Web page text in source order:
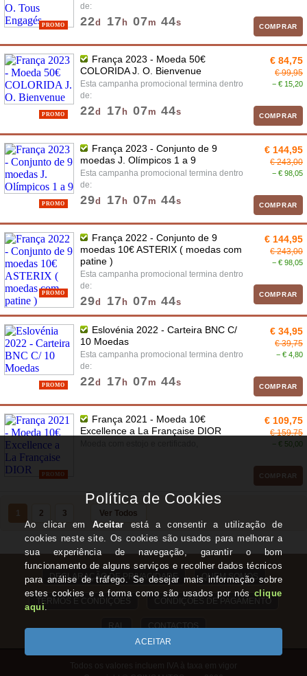
PROMO
de:
22d 17 h 07m 43s COMPRAR
PROMO
França 2023 - Moeda 50€
COLORIDA J. O. Bienvenue
Esta campanha promocional termina dentro
de:
22d 17 h 07m 43s
€ 84,75
€ 99,95
− € 15,20
COMPRAR
PROMO
França 2023 - Conjunto de 9
moedas J. Olímpicos 1 a 9
Esta campanha promocional termina dentro
de:
29d 17 h 07m 43s
€ 144,95
€ 243,00
− € 98,05
COMPRAR
PROMO
França 2022 - Conjunto de 9
moedas 10€ ASTERIX ( moedas com
patine )
Esta campanha promocional termina dentro
de:
29d 17 h 07m 43s
€ 144,95
€ 243,00
− € 98,05
COMPRAR
PROMO
Eslovénia 2022 - Carteira BNC C/
10 Moedas
Esta campanha promocional termina dentro
de:
22d 17 h 07m 43s
€ 34,95
€ 39,75
− € 4,80
COMPRAR
PROMO
França 2021 - Moeda 10€
Excellence a La Française DIOR
€ 109,75
€ 159,75
− € 50,00
COMPRAR
1 2 3 Ver Todos
DECLARAÇÃO DE PRIVACIDADE QUEM SOMOS
TERMOS E CONDIÇÕES CONDIÇÕES DE PAGAMENTO
RAL CONTACTOS
Todos os valores incluem IVA à taxa em vigor